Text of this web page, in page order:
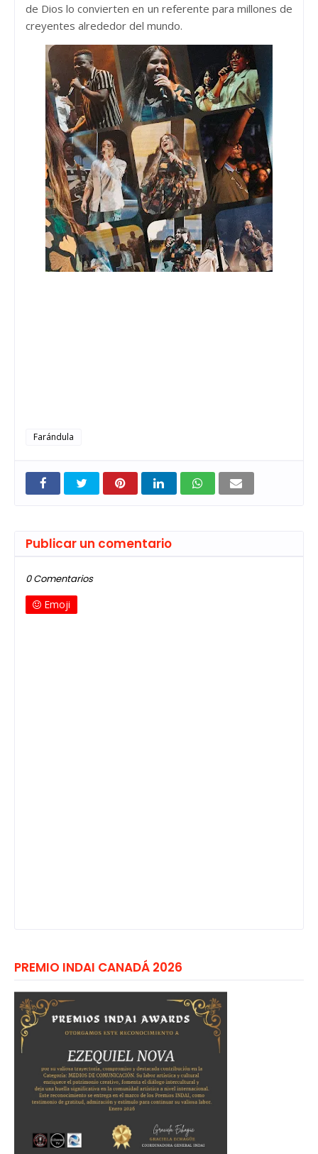
de Dios lo convierten en un referente para millones de
creyentes alrededor del mundo.
Farándula
Publicar un comentario
0 Comentarios
Emoji
PREMIO INDAI CANADÁ 2026